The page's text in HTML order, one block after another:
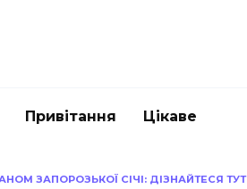
Привітання Цікаве
ЗАПОРОЗЬКОЇ СІЧІ: ДІЗНАЙТЕСЯ ТУТ